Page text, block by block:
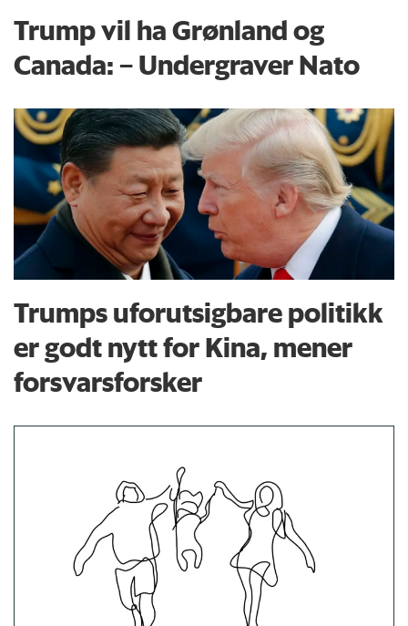
Trump vil ha Grønland og
Canada: – Undergraver Nato
Trumps uforutsigbare politikk
er godt nytt for Kina, mener
forsvarsforsker